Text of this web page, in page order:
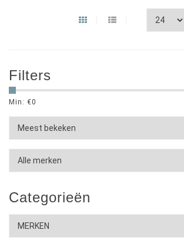
Filters
Min: €0
Categorieën